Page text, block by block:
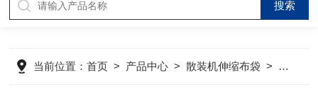
当前位置：首页 > 产品中心 >散装机伸缩布袋 > 散装机